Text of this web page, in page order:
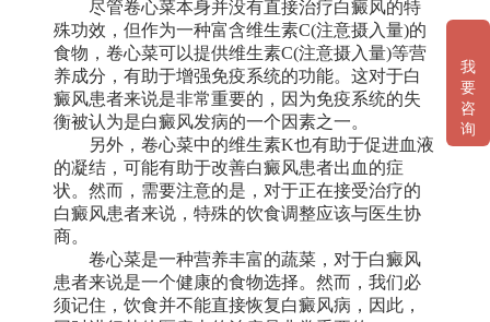
尽管卷心菜本身并没有直接治疗白癜风的特
殊功效，但作为一种富含维生素C(注意摄入量)的
食物，卷心菜可以提供维生素C(注意摄入量)等营
养成分，有助于增强免疫系统的功能。这对于白
癜风患者来说是非常重要的，因为免疫系统的失
衡被认为是白癜风发病的一个因素之一。
另外，卷心菜中的维生素K也有助于促进血液
的凝结，可能有助于改善白癜风患者出血的症
状。然而，需要注意的是，对于正在接受治疗的
白癜风患者来说，特殊的饮食调整应该与医生协
商。
卷心菜是一种营养丰富的蔬菜，对于白癜风
患者来说是一个健康的食物选择。然而，我们必
须记住，饮食并不能直接恢复白癜风病，因此，
我
要
咨
询